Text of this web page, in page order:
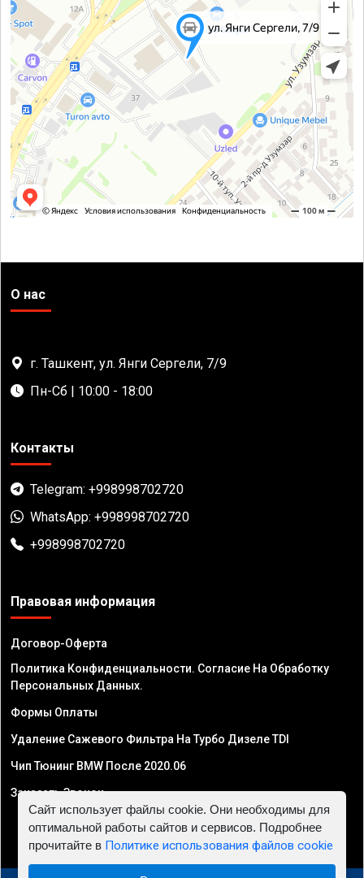
О нас
г. Ташкент, ул. Янги Сергели, 7/9
Пн-Сб | 10:00 - 18:00
Контакты
Telegram: +998998702720
WhatsApp: +998998702720
+998998702720
Правовая информация
Договор-Оферта
Политика Конфиденциальности. Согласие На Обработку
Персональных Данных.
Формы Оплаты
Удаление Сажевого Фильтра На Турбо Дизеле TDI
Чип Тюнинг BMW После 2020.06
Заказать Звонок
Сайт использует файлы cookie. Они необходимы для
оптимальной работы сайтов и сервисов. Подробнее
прочитайте в Политике использования файлов cookie